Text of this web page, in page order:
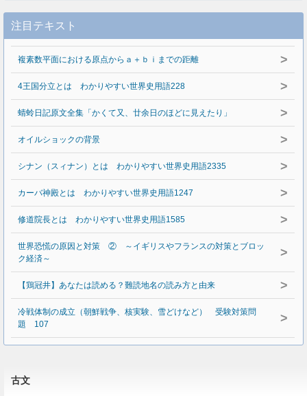
注目テキスト
複素数平面における原点からａ＋ｂｉまでの距離 >
4王国分立とは わかりやすい世界史用語228 >
蜻蛉日記原文全集「かくて又、廿余日のほどに見えたり」 >
オイルショックの背景 >
シナン（スィナン）とは わかりやすい世界史用語2335 >
カーバ神殿とは わかりやすい世界史用語1247 >
修道院長とは わかりやすい世界史用語1585 >
世界恐慌の原因と対策 ② ～イギリスやフランスの対策とブロッ
ク経済～
>
【鶏冠井】あなたは読める？難読地名の読み方と由来 >
冷戦体制の成立（朝鮮戦争、核実験、雪どけなど） 受験対策問
題 107
>
古文